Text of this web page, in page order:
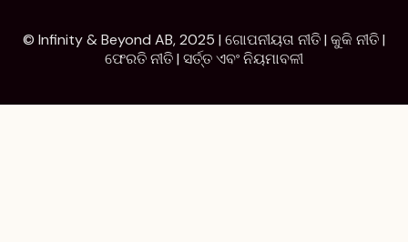
© Infinity & Beyond AB, 2025 | ଗୋପନୀୟତା ନୀତି| କୁକି ନୀତି|
ଫେରତି ନୀତି| ସର୍ତ୍ତ ଏବଂ ନିୟମାବଳୀ